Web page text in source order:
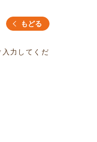
もどる
力してくだ